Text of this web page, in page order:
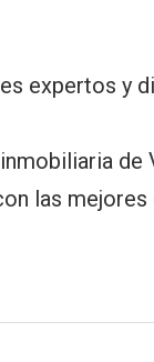
expertos y
las